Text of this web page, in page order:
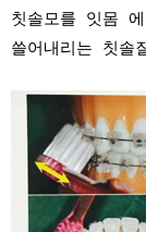
칫솔모를 잇몸
쓸어내리는 칫솔